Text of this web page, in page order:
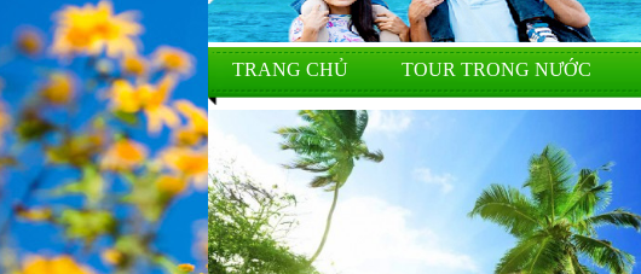
TRANG CHỦ TOUR TRONG NƯỚC